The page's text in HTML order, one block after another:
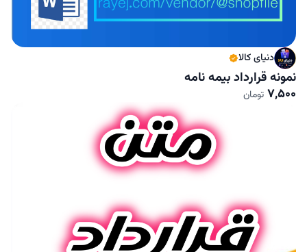
دنیای کالا
نمونه قرارداد بیمه نامه
7,500 تومان